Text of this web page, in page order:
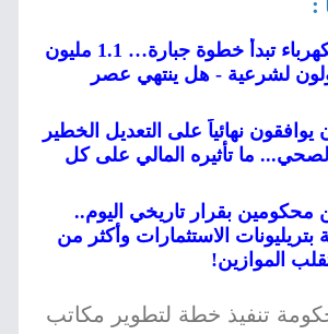
عاجل: وزارة الكهرباء تبدأ خطوة جبارة… 1.1 مليون
لشرعية - هل ينتهي عصر
يوافقون نهائياً على التعديل الخطير
الصحي... ما تأثيره المالي على كل
بقرار تاريخي اليوم..
الاستثمارات وأكثر من
تنفيذ خطة لتطوير مكاتب